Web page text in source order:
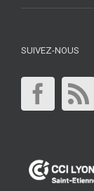
SUIVEZ-NOUS